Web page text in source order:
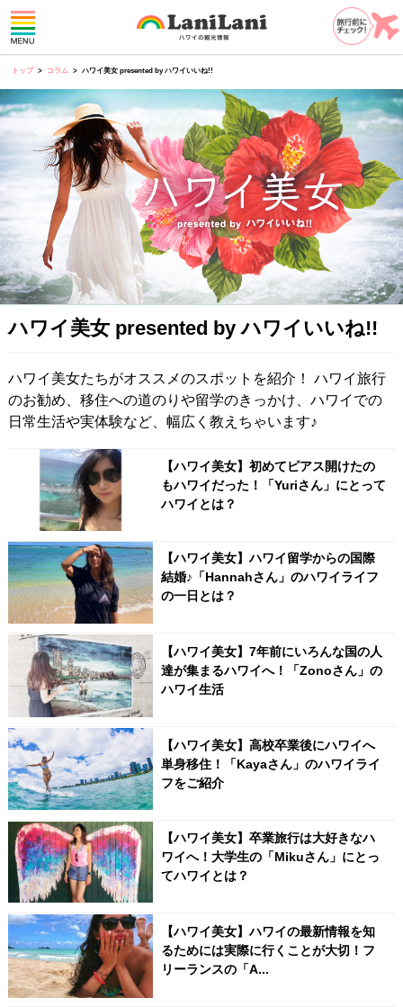
トップ コラム ハワイ美女 presented by ハワイいいね!!
ハワイ美女 presented by ハワイいいね!!
ハワイ美女たちがオススメのスポットを紹介！ ハワイ旅行
のお勧め、移住への道のりや留学のきっかけ、ハワイでの
日常生活や実体験など、幅広く教えちゃいます♪
【ハワイ美女】初めてピアス開けたの
もハワイだった！「Yuriさん」にとって
ハワイとは？
【ハワイ美女】ハワイ留学からの国際
結婚♪「Hannahさん」のハワイライフ
の一日とは？
【ハワイ美女】7年前にいろんな国の人
達が集まるハワイへ！「Zonoさん」の
ハワイ生活
【ハワイ美女】高校卒業後にハワイへ
単身移住！「Kayaさん」のハワイライ
フをご紹介
【ハワイ美女】卒業旅行は大好きなハ
ワイへ！大学生の「Mikuさん」にとっ
てハワイとは？
【ハワイ美女】ハワイの最新情報を知
るためには実際に行くことが大切！フ
リーランスの「A...